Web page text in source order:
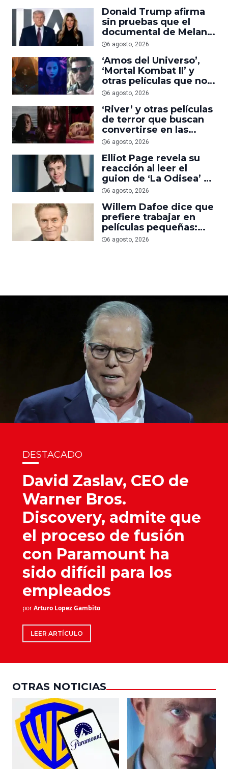
Donald Trump afirma
sin pruebas que el
documental de Melania
es ‘la película número
6 agosto, 2026
‘Amos del Universo’,
‘Mortal Kombat II’ y
otras películas que no
dominaron la taquilla
streaming
6 agosto, 2026
‘River’ y otras películas
de terror que buscan
convertirse en las
nuevas ‘Obsession’ y
6 agosto, 2026
Elliot Page revela su
reacción al leer el
guion de ‘La Odisea’ y
elogia la forma de
Nolan
6 agosto, 2026
Willem Dafoe dice que
prefiere trabajar en
películas pequeñas:
‘Las grandes están
6 agosto, 2026
DESTACADO
David Zaslav, CEO de
Warner Bros.
Discovery, admite que
el proceso de fusión
con Paramount ha
sido difícil para los
empleados
porArturo Lopez Gambito
LEER ARTÍCULO
OTRAS NOTICIAS